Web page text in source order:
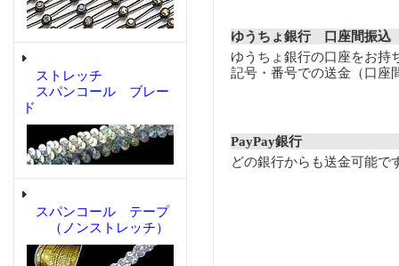
ストレッチ
スパンコール ブレー
ド
スパンコール テープ
（ノンストレッチ）
ゆうちょ銀行 口座間振込
ゆうちょ銀行の口座をお持
記号・番号での送金（口座
PayPay銀行
どの銀行からも送金可能で